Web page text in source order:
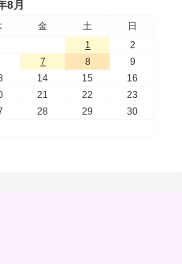
8月
金 土
日
1
2
7 8
9
14 15
16
21 22
23
28 29
30